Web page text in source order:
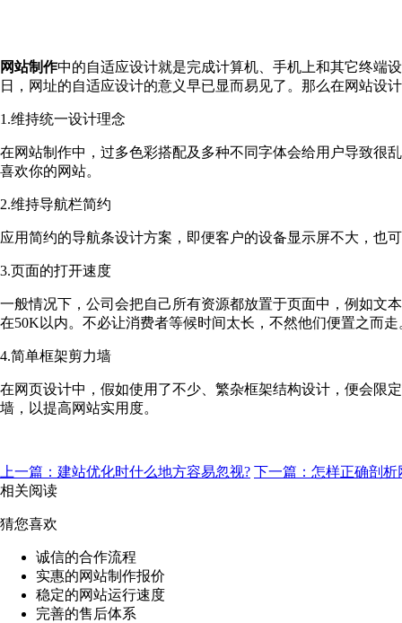
网站制作中的自适应设计就是完成计算机、手机上和其它终端
日，网址的自适应设计的意义早已显而易见了。那么在网站设
1.维持统一设计理念
在网站制作中，过多色彩搭配及多种不同字体会给用户导致很
喜欢你的网站。
2.维持导航栏简约
应用简约的导航条设计方案，即便客户的设备显示屏不大，也
3.页面的打开速度
一般情况下，公司会把自己所有资源都放置于页面中，例如文
在50K以内。不必让消费者等候时间太长，不然他们便置之而走
4.简单框架剪力墙
在网页设计中，假如使用了不少、繁杂框架结构设计，便会限
墙，以提高网站实用度。
上一篇：建站优化时什么地方容易忽视? 下一篇：怎样正确剖
相关阅读
猜您喜欢
诚信的合作流程
实惠的网站制作报价
稳定的网站运行速度
完善的售后体系